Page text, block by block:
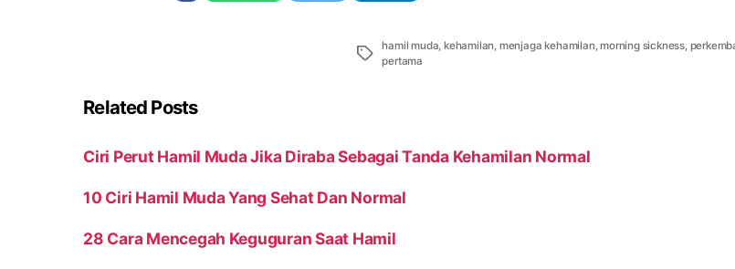
Tags
hamil muda ,kehamilan menjaga kehamilan ,morning sickness
pertama
Related Posts
Ciri Perut Hamil Muda Jika Diraba Sebagai Tanda Kehamilan Normal
10 Ciri Hamil Muda Yang Sehat Dan Normal
28 Cara Mencegah Keguguran Saat Hamil